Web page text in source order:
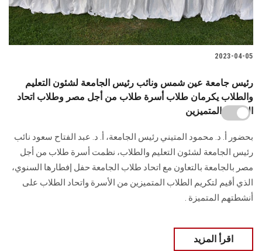
2023-04-05
رئيس جامعة عين شمس ونائب رئيس الجامعة لشئون التعليم
والطلاب يكرمان طلاب أسرة طلاب من أجل مصر وطلاب اتحاد
الجامعة المتميزين
بحضور أ. د. محمود المتيني رئيس الجامعة، أ. د. عبد الفتاح سعود نائب
رئيس الجامعة لشئون التعليم والطلاب، نظمت أسرة طلاب من أجل
مصر بالجامعة بالتعاون مع اتحاد طلاب الجامعة حفل إفطارها السنوي،
الذي أقيم لتكريم الطلاب المتميزين من الأسرة واتحاد الطلاب على
أنشطتهم المتميزة .
اقرأ المزيد